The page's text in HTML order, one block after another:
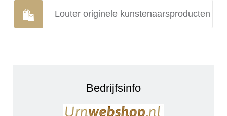
Louter originele kunstenaarsproducten
Bedrijfsinfo